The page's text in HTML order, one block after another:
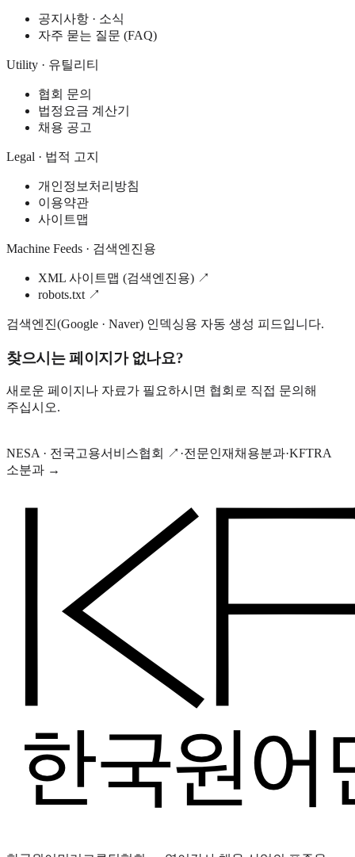
공지사항 · 소식
자주 묻는 질문 (FAQ)
Utility · 유틸리티
협회 문의
법정요금 계산기
채용 공고
Legal · 법적 고지
개인정보처리방침
이용약관
사이트맵
Machine Feeds · 검색엔진용
XML 사이트맵 (검색엔진용) ↗
robots.txt ↗
검색엔진(Google · Naver) 인덱싱용 자동 생성 피드입니다.
찾으시는 페이지가 없나요?
새로운 페이지나 자료가 필요하시면 협회로 직접 문의해
주십시오.
NESA · 전국고용서비스협회 ↗ ·전문인재채용분과·KFTRA
소분과 →